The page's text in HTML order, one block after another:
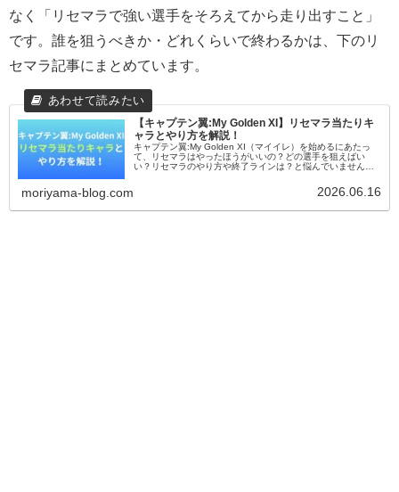
なく「リセマラで強い選手をそろえてから走り出すこと」
です。誰を狙うべきか・どれくらいで終わるかは、下のリ
セマラ記事にまとめています。
【キャプテン翼:My Golden XI】リセマラ当たりキ
ャラとやり方を解説！
キャプテン翼:My Golden XI（マイイレ）を始めるにあたっ
て、リセマラはやったほうがいいの？どの選手を狙えばい
い？リセマラのやり方や終了ラインは？と悩んでいません
moriyama-blog.com 2026.06.16